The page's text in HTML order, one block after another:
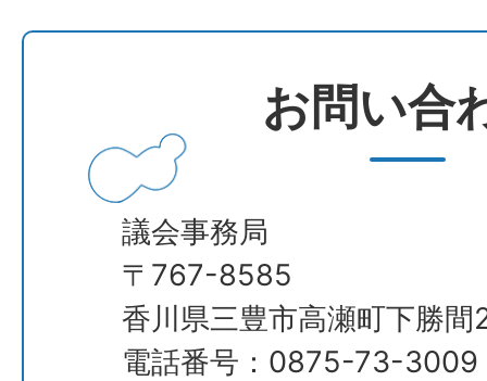
お問い合
議会事務局
​​​​​​​〒767-8585
香川県三豊市高瀬町下勝間
電話番号：0875-73-3009